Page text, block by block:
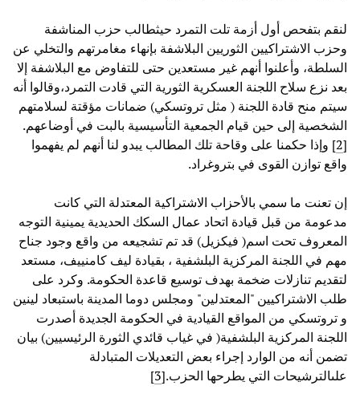
لنقم بتفحص أول أزمة تلت التمرد حيثطالب حزب المناشفة
وحزب الاشتراكيين الثوريين البلاشفة بإنهاء مغامرتهم والتخلي عن
السلطة، وأعلنوا أنهم غير مستعدين حتى للتفاوض مع البلاشفة إلا
بعد نزع سلاح اللجنة العسكرية الثورية التي قادت التمرد،وقالوا أنه
سيتم منح قادة اللجنة ( مثل تروتسكي) ضمانات مؤقتة لسلامتهم
الشخصية إلى حين قيام الجمعية التأسيسية بالبت في أوضاعهم.
[
2] وإذا حكمنا على وقاحة تلك المطالب يبدو لنا أنهم لم يفهموا
واقع توازن القوى في بتروغراد.
إن تعنت ما سمي بالأحزاب الاشتراكية المعتدلة التي كانت
مدعومة من قبل قيادة اتحاد عمال السكك الحديدية يمينية التوجه
المعروف تحت اسم( فيكزيل) قد تم تشجيعه من واقع وجود جناح
مهم في اللجنة المركزية البلشفية ، بقيادة ليف كامنييف، مستعد
لتقديم تنازلات ضخمة بهدف توسيع قاعدة الحكومة. وكرد على
طلب الاشتراكيين "المعتدلين" ومجلس دوما المدينة باستبعاد لينين
و تروتسكي من المواقع القيادية في الحكومة الجديدة أصدرت
اللجنة المركزية البلشفية( في غياب قائدي الثورة الرئيسيين) بيان
تضمن أنه من الوارد إجراء بعض التعديلات المتبادلة
علىالترشيحات التي يطرحها الحزب.[3
]